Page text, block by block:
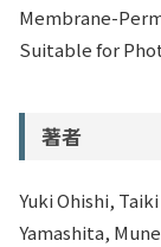
Membrane-
Suitable for
著者
Yuki Ohishi,
Yamashita,